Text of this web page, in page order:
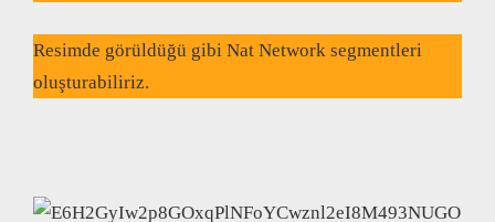
Resimde görüldüğü gibi Nat Network segmentleri
oluşturabiliriz.